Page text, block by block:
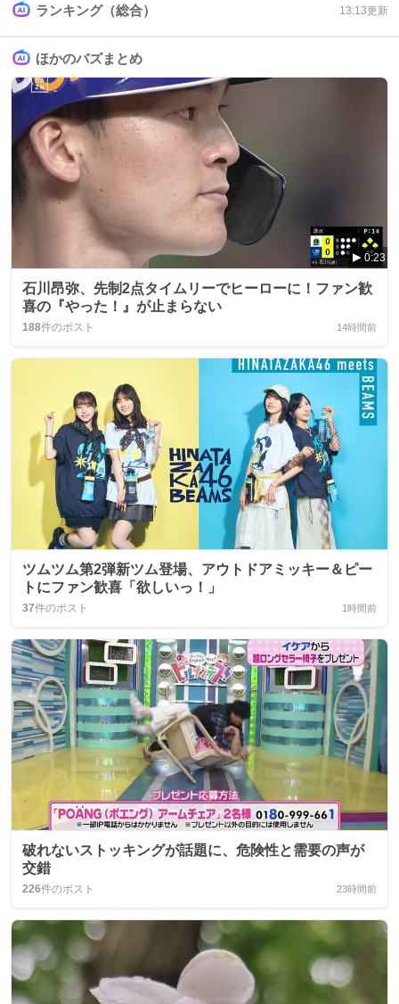
ランキング（総合） 13:13更新
ほかのバズまとめ
0:23
石川昂弥、先制2点タイムリーでヒーローに！ファン歓
喜の『やった！』が止まらない
188件のポスト 14時間前
ツムツム第2弾新ツム登場、アウトドアミッキー＆ピー
トにファン歓喜「欲しいっ！」
37件のポスト 1時間前
破れないストッキングが話題に、危険性と需要の声が
交錯
226件のポスト 23時間前